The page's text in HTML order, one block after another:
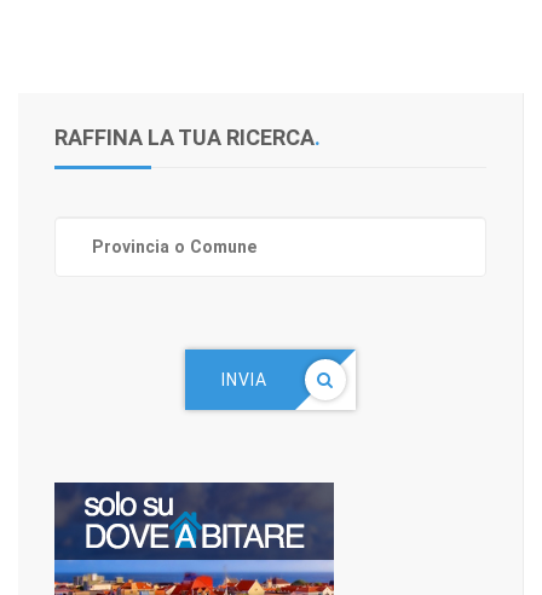
RAFFINA LA TUA RICERCA.
INVIA